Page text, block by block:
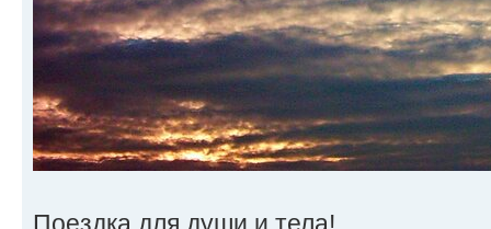
Поездка для души и тела!